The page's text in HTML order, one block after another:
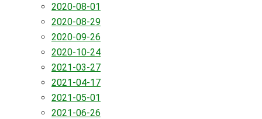
2020-08-01
2020-08-29
2020-09-26
2020-10-24
2021-03-27
2021-04-17
2021-05-01
2021-06-26